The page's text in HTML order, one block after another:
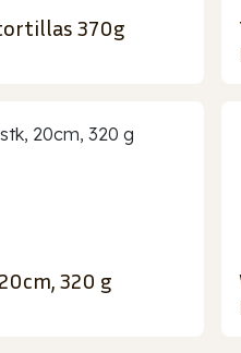
370g
320 g